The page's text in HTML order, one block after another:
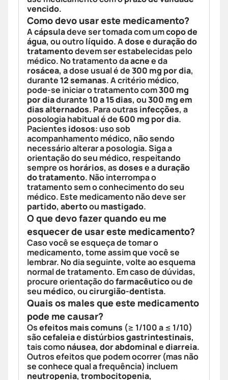
vencido.
Como devo usar este medicamento?
Acápsuladeve ser tomada com umcopo de
água, ou outrolíquido. Adoseeduração do
tratamentodevem ser estabelecidas pelo
médico. No tratamento daacnee da
rosácea, a dose usual é de300 mg por dia,
durante 12 semanas. A critério médico,
pode-se iniciar o tratamento com300 mg
por diadurante 10 a 15 dias, ou300 mg em
dias alternados. Para outras infecções, a
posologia habitual é de 600 mg por dia.
Pacientes idosos: uso sob
acompanhamento médico, não sendo
necessário alterar a posologia. Siga a
orientação do seu médico, respeitando
sempre os horários, asdosese aduração
do tratamento. Não interrompa o
tratamento sem o conhecimento do seu
médico. Este medicamento não deve ser
partido, abertoou mastigado.
O que devo fazer quando eu me
esquecer de usar este medicamento?
Caso você se esqueça de tomar o
medicamento, tome assim que você se
lembrar. No dia seguinte, volte ao esquema
normal de tratamento. Em caso de dúvidas,
procure orientação dofarmacêuticoou de
seu médico, oucirurgião-dentista.
Quais os males que este medicamento
pode me causar?
Osefeitos mais comuns (≥ 1/100 a ≤ 1/10)
sãocefaleiaedistúrbios gastrintestinais,
tais comonáusea, dor abdominalediarreia.
Outros efeitos que podem ocorrer (mas não
se conhece qual a frequência) incluem
neutropenia, trombocitopenia,